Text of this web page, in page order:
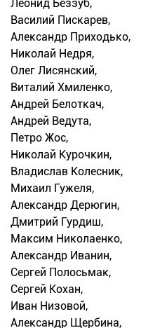
Леонид Беззуб,
Василий Пискарев,
Александр Приходько,
Николай Недря,
Олег Лисянский,
Виталий Хмиленко,
Андрей Белоткач,
Андрей Ведута,
Петро Жос,
Николай Курочкин,
Владислав Колесник,
Михаил Гужеля,
Александр Дерюгин,
Дмитрий Гурдиш,
Максим Николаенко,
Александр Иванин,
Сергей Полосьмак,
Сергей Кохан,
Иван Низовой,
Александр Щербина,